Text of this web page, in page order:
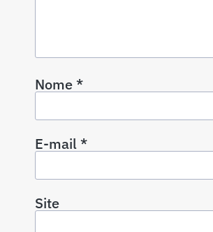
Nome*
E-mail*
Site